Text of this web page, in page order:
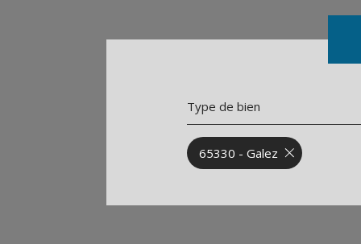
Type de bien
65330 - Galez